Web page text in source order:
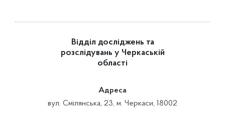
Відділ досліджень та
розслідувань у Черкаській
області
Адреса
вул. Смілянська, 23, м. Черкаси, 18002